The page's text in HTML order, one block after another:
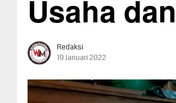
Usaha
Redaksi
19 Januari 2022